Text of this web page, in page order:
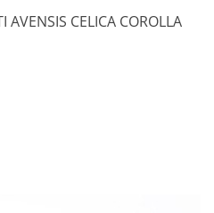
AVENSIS CELICA COROLLA